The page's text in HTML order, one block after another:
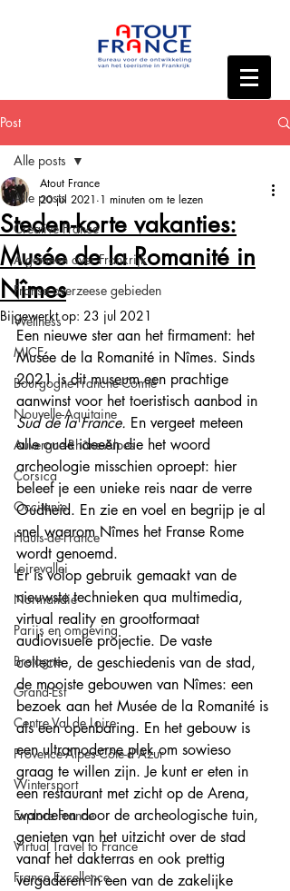
Post
Alle posts
Creative France
Algemeen over Frankrijk
Franse overzeese gebieden
Wellness
MICE
Bourgogne-Franche-Comté
Nouvelle-Aquitaine
Auvergne-Rhône-Alpes
Corsica
Occitanie
Hauts-de-France
Loirevallei
Normandie
Parijs en omgeving
Bretagne
Grand-Est
Centre Val de Loire
Provence-Alpes-Côte-d'Azur
Wintersport
Explore France
Virtual Travel to France
France Excellence
Alle posts
Steden-korte vakanties:
Musée de la Romanité in
Nîmes
Atout France
20 jul 2021 1 minuten om te lezen
Bijgewerkt op: 23 jul 2021
Een nieuwe ster aan het firmament: het
Musée de la Romanité in Nîmes. Sinds
2021 is dit museum een prachtige
aanwinst voor het toeristisch aanbod in
Sud de la France. En vergeet meteen
alle oude ideeën die het woord
archeologie misschien oproept: hier
beleef je een unieke reis naar de verre
Oudheid. En zie en voel en begrijp je al
snel waarom Nîmes het Franse Rome
wordt genoemd.
Er is volop gebruik gemaakt van de
nieuwste technieken qua multimedia,
virtual reality en grootformaat
audiovisuele projectie. De vaste
collectie, de geschiedenis van de stad,
de mooiste gebouwen van Nîmes: een
bezoek aan het Musée de la Romanité is
als een openbaring. En het gebouw is
een ultramoderne plek om sowieso
graag te willen zijn. Je kunt er eten in
een restaurant met zicht op de Arena,
wandelen door de archeologische tuin,
genieten van het uitzicht over de stad
vanaf het dakterras en ook prettig
vergaderen in een van de zakelijke